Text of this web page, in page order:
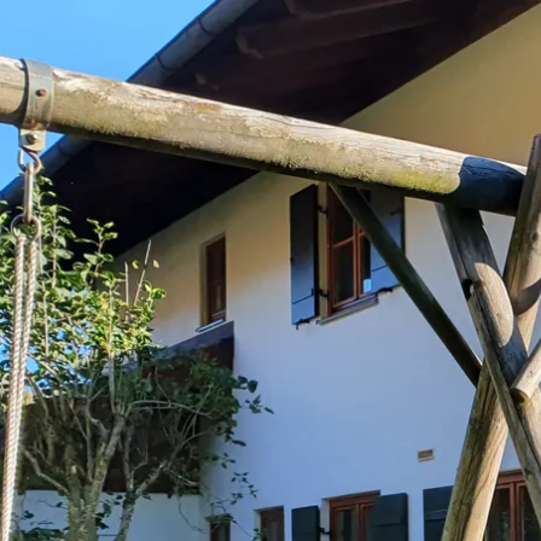
Aktivitäten im Chiemgau
Wandern & Gipfelglück
Radfahren &
Mountainbiken
Chiemsee &
Aktivitäten für die Familie
Golfen
&
Orte